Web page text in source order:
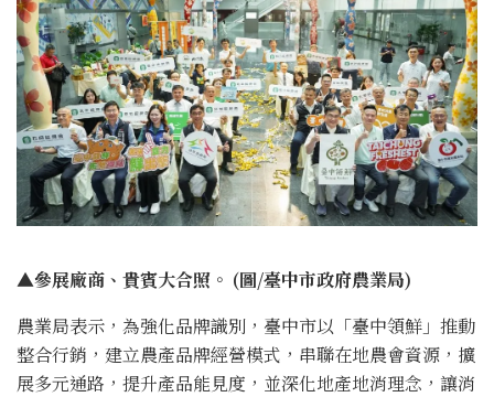
▲參展廠商、貴賓大合照。 (圖/臺中市政府農業局)
農業局表示，為強化品牌識別，臺中市以「臺中領鮮」推動
整合行銷，建立農產品牌經營模式，串聯在地農會資源，擴
展多元通路，提升產品能見度，並深化地產地消理念，讓消